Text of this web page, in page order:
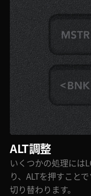
ALT調整
いくつかの処理には
り、ALTを押すこと
切り替わります。